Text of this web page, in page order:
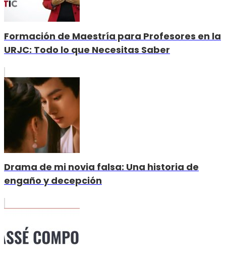
Formación de Maestría para Profesores en la
URJC: Todo lo que Necesitas Saber
Drama de mi novia falsa: Una historia de
engaño y decepción